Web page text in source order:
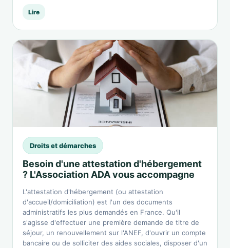
Lire
Droits et démarches
Besoin d'une attestation d'hébergement
? L'Association ADA vous accompagne
L'attestation d'hébergement (ou attestation
d'accueil/domiciliation) est l'un des documents
administratifs les plus demandés en France. Qu'il
s'agisse d'effectuer une première demande de titre de
séjour, un renouvellement sur l'ANEF, d'ouvrir un compte
bancaire ou de solliciter des aides sociales, disposer d'un